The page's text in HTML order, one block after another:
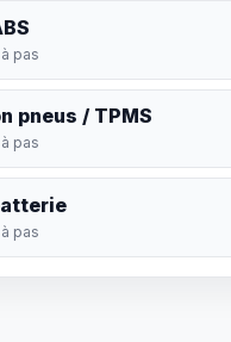
pas
pneus / TPMS
pas
pas